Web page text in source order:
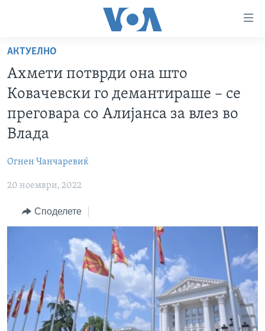
пристапност
Премини
на
главната
содржина
Премини
до
страната
навигација
ЕКОНОМИЈА
ПОЛИТИКА
ЗДРАВЈЕ
УМЕТНОСТ И ЗАБАВА
ИНТЕРВЈУА
ДОКУМЕНТАРЦИ
NEWSFLASH - АРХИВА
ВЕСТИ ОД САД ВО МИНУТА - АРХИВА
ИЗБОРИ ВО САД 2020 - АРХИВА
Јазици
АКТУЕЛНО
Ахмети потврди она што
Ковачевски го демантираше – се
преговара со Алијанса за влез во
Влада
Огнен Чанчаревиќ
20 ноември, 2022
Споделете